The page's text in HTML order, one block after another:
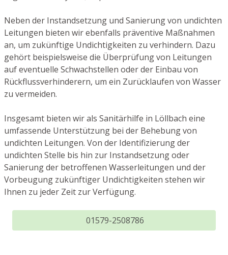
Neben der Instandsetzung und Sanierung von undichten
Leitungen bieten wir ebenfalls präventive Maßnahmen
an, um zukünftige Undichtigkeiten zu verhindern. Dazu
gehört beispielsweise die Überprüfung von Leitungen
auf eventuelle Schwachstellen oder der Einbau von
Rückflussverhinderern, um ein Zurücklaufen von Wasser
zu vermeiden.
Insgesamt bieten wir als Sanitärhilfe in Löllbach eine
umfassende Unterstützung bei der Behebung von
undichten Leitungen. Von der Identifizierung der
undichten Stelle bis hin zur Instandsetzung oder
Sanierung der betroffenen Wasserleitungen und der
Vorbeugung zukünftiger Undichtigkeiten stehen wir
Ihnen zu jeder Zeit zur Verfügung.
01579-2508786